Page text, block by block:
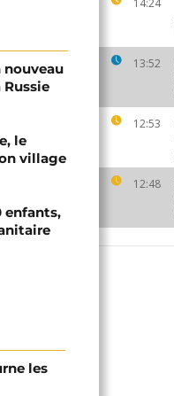
14:24
13:52
12:53
12:48
nouveau
le
village
enfants,
les